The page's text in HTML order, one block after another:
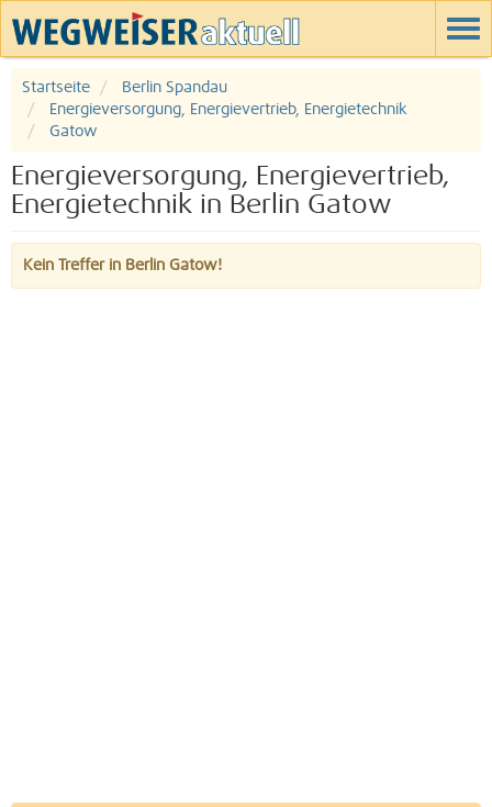
Startseite
Berlin Spandau
Energieversorgung, Energievertrieb, Energietechnik
Gatow
Energieversorgung, Energievertrieb,
Energietechnik in Berlin Gatow
Kein Treffer in Berlin Gatow!